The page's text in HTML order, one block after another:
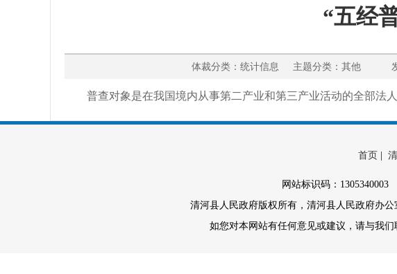
“五经
体裁分类：统计信息 主题分类：其他 发
普查对象是在我国境内从事第二产业和第三产业活动的全部法
首页
网站标识码：1305340003
清河县人民政府版权所有，清河县人民政府办
如您对本网站有任何意见或建议，请与我们